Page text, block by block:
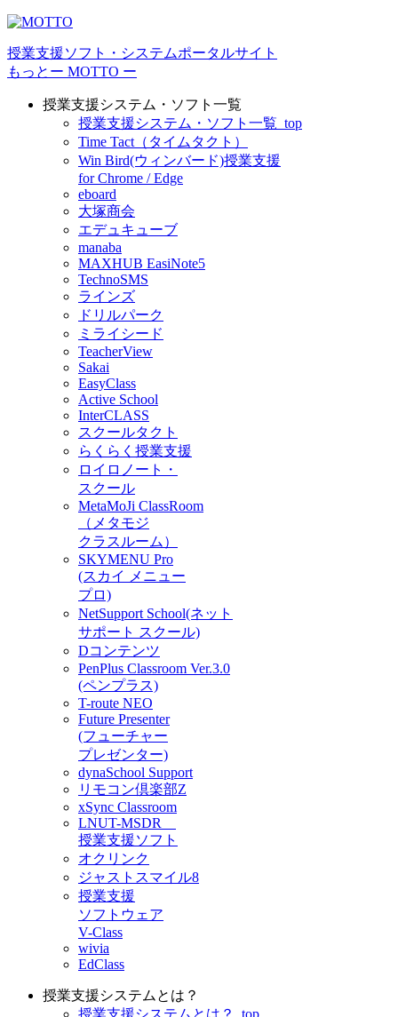
授業⽀援ソフト・システムポータルサイト
もっとー MOTTO ー
授業支援システム・ソフト一覧
授業支援システム・ソフト一覧_top
Time Tact（タイムタクト）
Win Bird(ウィンバード)授業支援
for Chrome / Edge
eboard
大塚商会
エデュキューブ
manaba
MAXHUB EasiNote5
TechnoSMS
ラインズ
ドリルパーク
ミライシード
TeacherView
Sakai
EasyClass
Active School
InterCLASS
スクールタクト
らくらく授業支援
ロイロノート・
スクール
MetaMoJi ClassRoom
（メタモジ
クラスルーム）
SKYMENU Pro
(スカイ メニュー
プロ)
NetSupport School(ネット
サポート スクール)
Dコンテンツ
PenPlus Classroom Ver.3.0
(ペンプラス)
T-route NEO
Future Presenter
(フューチャー
プレゼンター)
dynaSchool Support
リモコン倶楽部Z
xSync Classroom
LNUT-MSDR
授業支援ソフト
オクリンク
ジャストスマイル8
授業支援
ソフトウェア
V-Class
wivia
EdClass
授業支援システムとは？
授業支援システムとは？_top